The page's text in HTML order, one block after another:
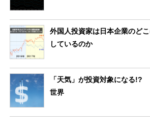
外国人投資家は日本企業のど
しているのか
「天気」が投資対象になる
世界